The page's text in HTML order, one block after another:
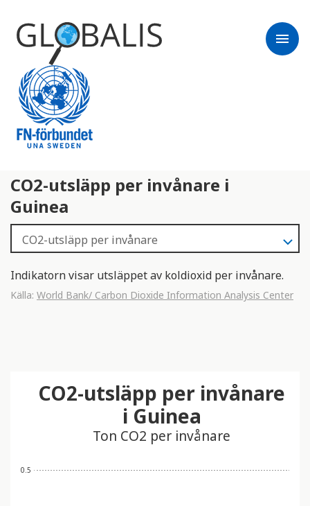
menu
CO2-utsläpp per invånare i
Guinea
Indikatorn visar utsläppet av koldioxid per invånare.
Källa: World Bank/ Carbon Dioxide Information Analysis Center
0.5
CO2-utsläpp per invånare
i Guinea
Ton CO2 per invånare